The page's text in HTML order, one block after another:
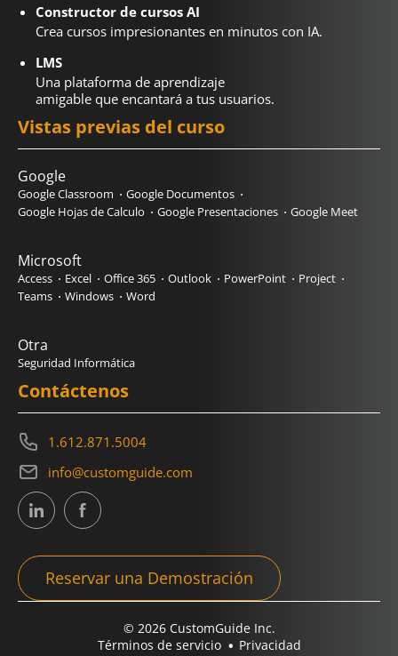
Constructor de cursos AI
Crea cursos impresionantes en minutos con IA.
LMS
Una plataforma de aprendizaje
amigable que encantará a tus usuarios.
Vistas previas del curso
Google
Google Classroom
Google Documentos
Google Hojas de Calculo
Google Presentaciones Google Meet
Microsoft
Access Excel Office 365 Outlook PowerPoint
Project
Teams
Windows Word
Otra
Seguridad Informática
Contáctenos
1.612.871.5004
info@customguide.com
Reservar una Demostración
© 2026 CustomGuide Inc.
Términos de servicio
Privacidad